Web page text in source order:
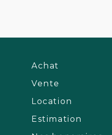
Achat
Vente
Location
Estimation